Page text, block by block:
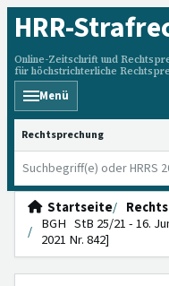
HRR-
Online-Zeitschrift und
für höchstrichterliche
Menü
HRRS durchsuchen
Startseite
BGH StB 25/21 - 16.
2021 Nr. 842]